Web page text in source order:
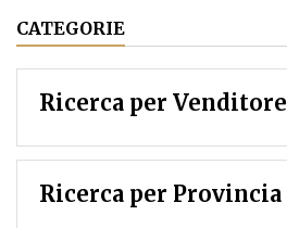
CATEGORIE
Ricerca per Venditore
Ricerca per Provincia